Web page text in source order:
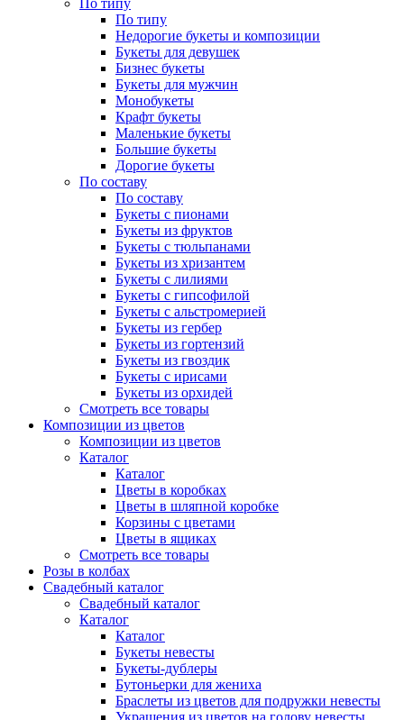
По типу
По типу
Недорогие букеты и композиции
Букеты для девушек
Бизнес букеты
Букеты для мужчин
Монобукеты
Крафт букеты
Маленькие букеты
Большие букеты
Дорогие букеты
По составу
По составу
Букеты с пионами
Букеты из фруктов
Букеты с тюльпанами
Букеты из хризантем
Букеты с лилиями
Букеты с гипсофилой
Букеты с альстромерией
Букеты из гербер
Букеты из гортензий
Букеты из гвоздик
Букеты с ирисами
Букеты из орхидей
Смотреть все товары
Композиции из цветов
Композиции из цветов
Каталог
Каталог
Цветы в коробках
Цветы в шляпной коробке
Корзины с цветами
Цветы в ящиках
Смотреть все товары
Розы в колбах
Свадебный каталог
Свадебный каталог
Каталог
Каталог
Букеты невесты
Букеты-дублеры
Бутоньерки для жениха
Браслеты из цветов для подружки невесты